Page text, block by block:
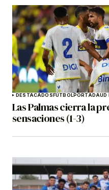
DESTACADOSFÚTBOLPORTADAUD
Las Palmas cierra la
sensaciones (1-3)